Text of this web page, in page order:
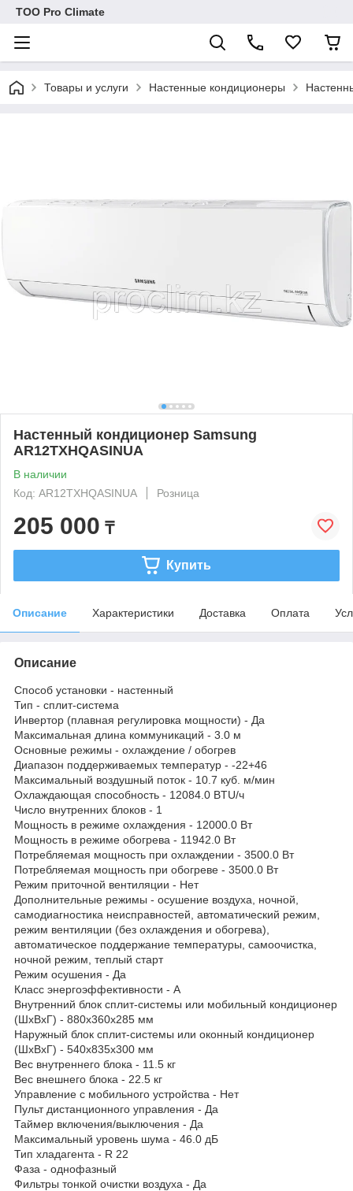
ТОО Pro Climate
Товары и услуги Настенные кондиционеры
Настенный кондиционер Samsung
AR12TXHQASINUA
В наличии
Код: AR12TXHQASINUA
Розница
205 000 ₸
Купить
Описание Характеристики Доставка Оплата
Описание
Способ установки - настенный
Тип - сплит-система
Инвертор (плавная регулировка мощности) - Да
Максимальная длина коммуникаций - 3.0 м
Основные режимы - охлаждение / обогрев
Диапазон поддерживаемых температур - -22+46
Максимальный воздушный поток - 10.7 куб. м/мин
Охлаждающая способность - 12084.0 BTU/ч
Число внутренних блоков - 1
Мощность в режиме охлаждения - 12000.0 Вт
Мощность в режиме обогрева - 11942.0 Вт
Потребляемая мощность при охлаждении - 3500.0 Вт
Потребляемая мощность при обогреве - 3500.0 Вт
Режим приточной вентиляции - Нет
Дополнительные режимы - осушение воздуха, ночной,
самодиагностика неисправностей, автоматический режим,
режим вентиляции (без охлаждения и обогрева),
автоматическое поддержание температуры, самоочистка,
ночной режим, теплый старт
Режим осушения - Да
Класс энергоэффективности - A
Внутренний блок сплит-системы или мобильный кондиционер
(ШxВxГ) - 880x360x285 мм
Наружный блок сплит-системы или оконный кондиционер
(ШxВxГ) - 540x835x300 мм
Вес внутреннего блока - 11.5 кг
Вес внешнего блока - 22.5 кг
Управление с мобильного устройства - Нет
Пульт дистанционного управления - Да
Таймер включения/выключения - Да
Максимальный уровень шума - 46.0 дБ
Тип хладагента - R 22
Фаза - однофазный
Фильтры тонкой очистки воздуха - Да